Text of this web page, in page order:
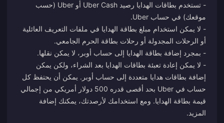
- تستخدم بطاقات الهدايا رصيد Uber Cash أو Uber (حسب
- لا يمكن استخدام مبلغ بطاقة الهدايا في ملفات التعريف العائلية
- لا يمكن إعادة تعبئة بطاقات الهدايا بعد الشراء، ولكن يمكن
إضافة بطاقات هدايا متعددة إلى حساب أوبر. يمكن أن يحتفظ كل
حساب في Uber بحد أقصى قدره 500 دولار أمريكي من إجمالي
قيمة بطاقة الهدايا. ومع استخدامك لأرصدتك، يمكنك إضافة